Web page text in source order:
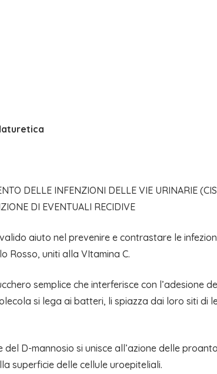
DELLE INFENZIONI DELLE VIE URINARIE
DI EVENTUALI RECIDIVE
aiuto nel prevenire e contrastare le
Rosso, uniti alla VItamina C.
semplice che interferisce con
si lega ai batteri, li spiazza dai loro siti di
del D-mannosio si unisce all’azione delle
superficie delle cellule uroepiteliali.